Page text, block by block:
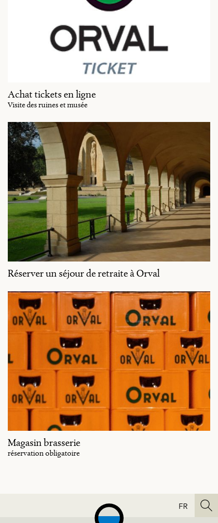
Achat tickets en ligne
Visite des ruines et musée
Réserver un séjour de retraite à Orval
Magasin brasserie
réservation obligatoire
FR